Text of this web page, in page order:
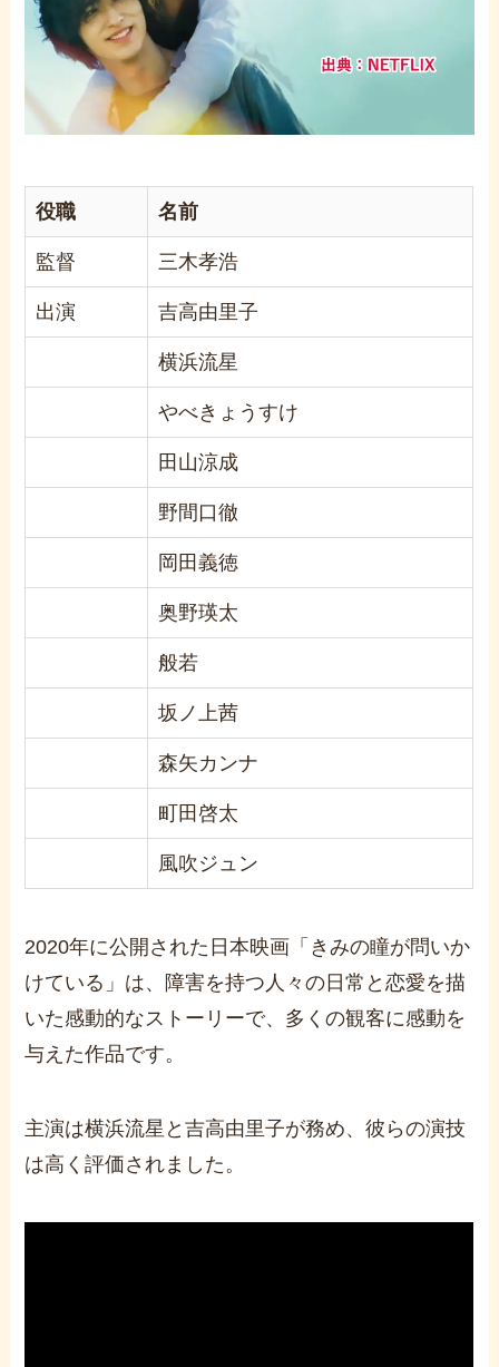
役職 名前
監督 三木孝浩
出演 吉高由里子
横浜流星
やべきょうすけ
田山涼成
野間口徹
岡田義徳
奥野瑛太
般若
坂ノ上茜
森矢カンナ
町田啓太
風吹ジュン
2020年に公開された日本映画「きみの瞳が問いか
けている」は、障害を持つ人々の日常と恋愛を描
いた感動的なストーリーで、多くの観客に感動を
与えた作品です。
主演は横浜流星と吉高由里子が務め、彼らの演技
は高く評価されました。